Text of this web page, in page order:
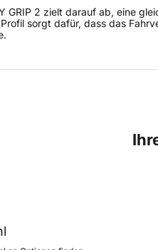
GRIP 2 zielt darauf ab, eine
sorgt dafür, dass das